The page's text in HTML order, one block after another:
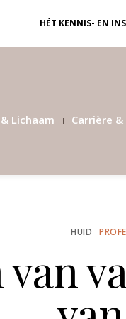
HÉT KENNIS- EN
Lichaam Carrière
HUID